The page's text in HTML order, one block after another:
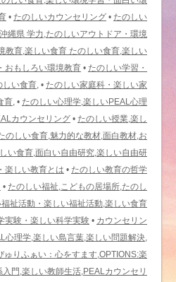
• たのしいカウンセリング • たのしい
縄県 学力,たのしいアウトドア・環境
教育,楽しい食育 たのしい食育,楽しい
おもしろい環境教育 • たのしい学習・
い食育, • たのしい家庭科・楽しい家
育, • たのしい心理学,楽しいPEAL心理
カウンセリング • たのしい授業,楽し
のしい食育,魅力的な教材,面白教材,お
い食育,面白い自由研究,楽しい自由研
楽しい教育とは • たのしい教育の哲学
• たのしい福祉,こどもの居場所,たのし
祉活動・楽しい福祉活動,楽しい食育
実験・楽しい科学実験 • カウンセリン
心理学,楽しい島言葉,楽しい問題解決,
りふぁい：心をすます,OPTIONS:楽
門,楽しい教師生活,PEALカウンセリ